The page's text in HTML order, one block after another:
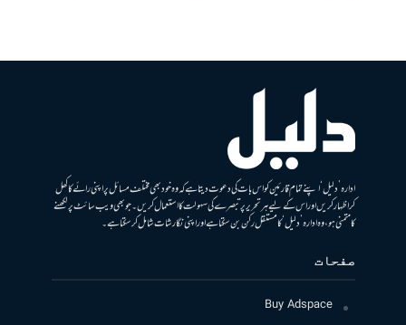
ادارہ ’دلیل‘ اپنے تمام قارئین کو اس بات کی دعوت دیتا ہے کہ وہ خود بھی مختلف مسائل پر اپنی رائے کا کھل
کر اظہار کریں اور اس کے لیے ہر تحریر پر تبصرے کی سہولت کا استعمال کریں۔ جو بھی ویب سائٹ پر لکھنے
کا متمنی ہو، وہ ادارہ ’دلیل‘ کا مستقل رکن بن سکتا ہے اور اپنی نگارشات شامل کرسکتا ہے۔
صفحات
Buy Adspace